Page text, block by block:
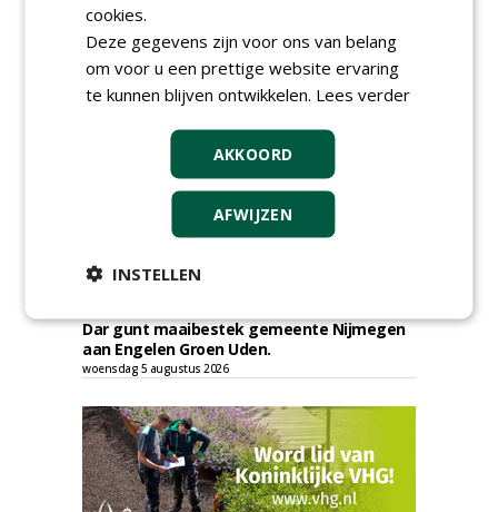
verzwaarde omstandigheden aan
Bodegraven Flex.
Gemeente Amsterdam, Ingenieursbureau
gunt AI 2024-0210 raamovereenkomst
ecologisch beheer aan De Jong Zuurmond,
Struunhoeve, Jos Scholman Groen en
Dolmans Wieringen Prins.
woensdag 5 augustus 2026
Gemeente Leidschendam-Voorburg gunt
raamovereenkomst inhuur medewerkers
Advies & Detachering.
Dar gunt maaibestek gemeente Nijmegen
aan Engelen Groen Uden.
woensdag 5 augustus 2026
cookies.
Deze gegevens zijn voor ons van belang
om voor u een prettige website ervaring
te kunnen blijven ontwikkelen. Lees verder
AKKOORD
AFWIJZEN
INSTELLEN